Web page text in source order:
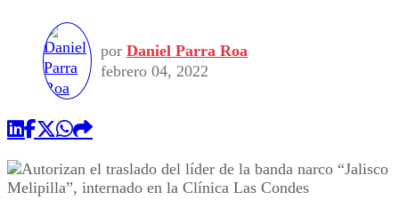
Torneo Nacional
Universidad Católica
Nacional
Política
Programas
Comercial
por Daniel Parra Roa
febrero 04, 2022